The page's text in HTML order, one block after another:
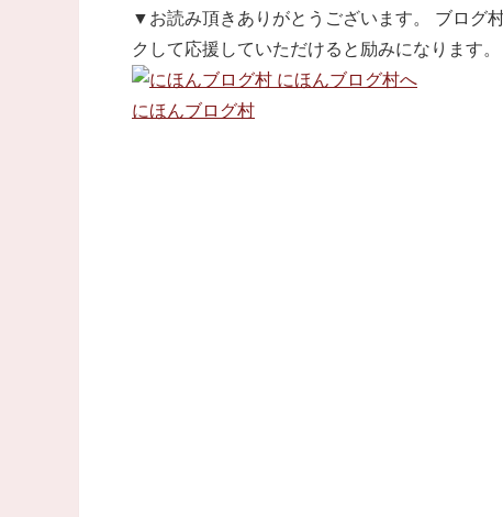
▼お読み頂きありがとうございます。 ブログ
クして応援していただけると励みになります。
にほんブログ村